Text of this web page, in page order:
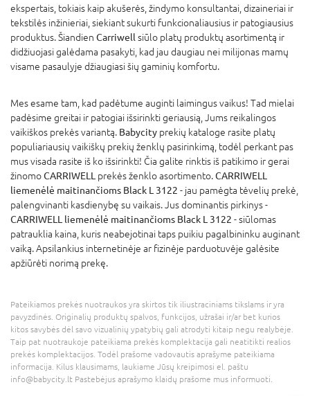
ekspertais, tokiais kaip akušerės, žindymo konsultantai, dizaineriai ir
tekstilės inžinieriai, siekiant sukurti funkcionaliausius ir patogiausius
produktus. Šiandien Carriwell siūlo platų produktų asortimentą ir
didžiuojasi galėdama pasakyti, kad jau daugiau nei milijonas mamų
visame pasaulyje džiaugiasi šių gaminių komfortu.
Mes esame tam, kad padėtume auginti laimingus vaikus! Tad mielai
padėsime greitai ir patogiai išsirinkti geriausią, Jums reikalingos
vaikiškos prekės variantą. Babycity prekių kataloge rasite platų
populiariausių vaikiškų prekių ženklų pasirinkimą, todėl perkant pas
mus visada rasite iš ko išsirinkti! Čia galite rinktis iš patikimo ir gerai
žinomoCARRIWELL prekės ženklo asortimento.CARRIWELL
liemenėlė maitinančioms Black L 3122 - jau pamėgta tėvelių prekė,
palengvinanti kasdienybę su vaikais. Jus dominantis pirkinys -
CARRIWELL liemenėlė maitinančioms Black L 3122 - siūlomas
patrauklia kaina, kuris neabejotinai taps puikiu pagalbininku auginant
vaiką. Apsilankius internetinėje ar fizinėje parduotuvėje galėsite
apžiūrėti norimą prekę.
Pateikiamos prekės nuotraukos yra skirtos tik iliustraciniams tikslams ir yra
pavyzdinės. Originalių produktų spalvos, funkcijos, užrašai ir/ar bet kurios
kitos savybės dėl savo vizualinių ypatybių gali atrodyti kitaip negu realybėje.
Taip pat nuotraukoje pateikiama prekės komplektacija gali neatitikti realios
prekės komplektacijos. Todėl prašome vadovautis aprašyme pateikiama
informacija. Kilus klausimams, laukiame Jūsų kreipimosi el. paštu
info@babycity.lt Pastebėjus aprašymo klaidų prašome mus informuoti.